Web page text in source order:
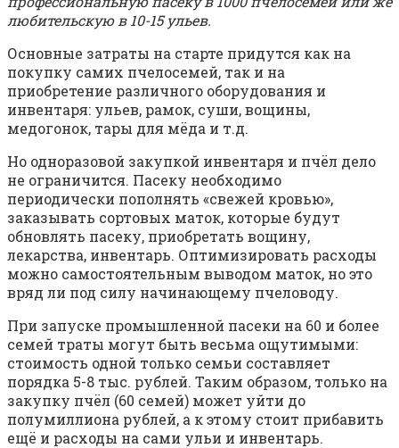
любительскую в 10-15 ульев.
Основные затраты на старте придутся как на
покупку самих пчелосемей, так и на
приобретение различного оборудования и
инвентаря: ульев, рамок, суши, вощины,
медогонок, тары для мёда и т.д.
Но одноразовой закупкой инвентаря и пчёл дело
не ограничится. Пасеку необходимо
периодически пополнять «свежей кровью»,
заказывать сортовых маток, которые будут
обновлять пасеку, приобретать вощину,
лекарства, инвентарь. Оптимизировать расходы
можно самостоятельным выводом маток, но это
вряд ли под силу начинающему пчеловоду.
При запуске промышленной пасеки на 60 и более
семей траты могут быть весьма ощутимыми:
стоимость одной только семьи составляет
порядка 5-8 тыс. рублей. Таким образом, только на
закупку пчёл (60 семей) может уйти до
полумиллиона рублей, а к этому стоит прибавить
ещё и расходы на сами ульи и инвентарь.